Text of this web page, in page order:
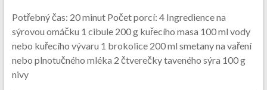
Potřebný čas: 20 minut Počet porcí: 4 Ingredience na
sýrovou omáčku 1 cibule 200 g kuřecího masa 100 ml vody
nebo kuřecího vývaru 1 brokolice 200 ml smetany na vaření
nebo plnotučného mléka 2 čtverečky taveného sýra 100 g
nivy